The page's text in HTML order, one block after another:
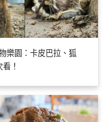
樂園：卡皮巴拉、狐
！